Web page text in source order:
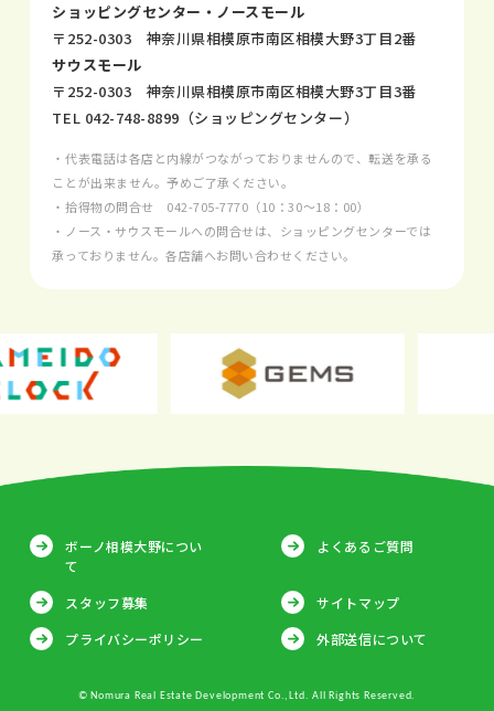
ショッピングセンター・ノースモール
〒252-0303 神奈川県相模原市南区相模大野3丁目2番
サウスモール
〒252-0303 神奈川県相模原市南区相模大野3丁目3番
TEL 042-748-8899 （ショッピングセンター）
・代表電話は各店と内線がつながっておりませんので、転送を承る
ことが出来ません。予めご了承ください。
・拾得物の問合せ 042-705-7770 （10：30～18：00）
・ノース・サウスモールへの問合せは、ショッピングセンターでは
承っておりません。各店舗へお問い合わせください。
ボーノ相模大野につい
て
よくあるご質問
スタッフ募集
サイトマップ
プライバシーポリシー
外部送信について
© Nomura Real Estate Development Co.,Ltd. All Rights Reserved.